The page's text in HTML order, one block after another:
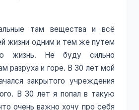
там вещества и всё
жизни одним и тем же путём
жизнь. Не буду сильно
разруха и горе. В 30 лет мой
закрытого учреждения
В 30 лет я попал в такую
очень важно хочу про себя